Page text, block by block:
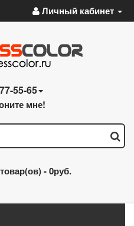
Личный кабинет
55-65
мне!
товар(ов) -0руб.